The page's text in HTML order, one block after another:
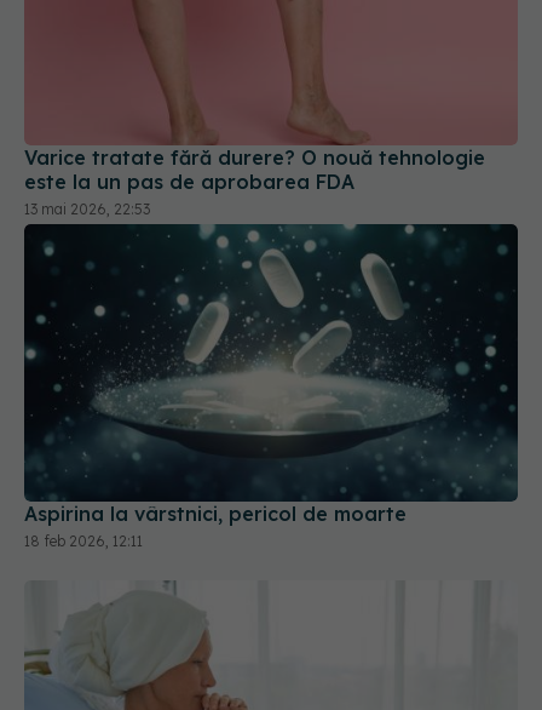
Varice tratate fără durere? O nouă tehnologie
este la un pas de aprobarea FDA
13 mai 2026, 22:53
Aspirina la vârstnici, pericol de moarte
18 feb 2026, 12:11